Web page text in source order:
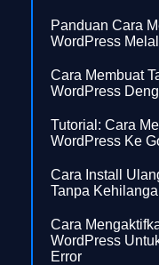
Panduan Cara
WordPress
Cara Membuat
WordPress
Tutorial: Cara
WordPress Ke
Cara Install
Tanpa
Cara
WordPress
Error